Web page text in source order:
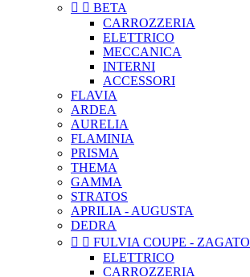
  BETA
CARROZZERIA
ELETTRICO
MECCANICA
INTERNI
ACCESSORI
FLAVIA
ARDEA
AURELIA
FLAMINIA
PRISMA
THEMA
GAMMA
STRATOS
APRILIA - AUGUSTA
DEDRA
  FULVIA COUPE - ZAGATO
ELETTRICO
CARROZZERIA